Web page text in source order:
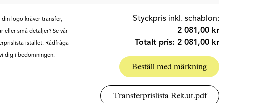
logo kräver transfer,
eller små detaljer? Se vår
istället. Rådfråga
dig i bedömningen.
Styckpris inkl. schablon:
2 081,00 kr
Totalt pris: 2 081,00 kr
Beställ med märkning
Transferprislista Rek.ut.pdf